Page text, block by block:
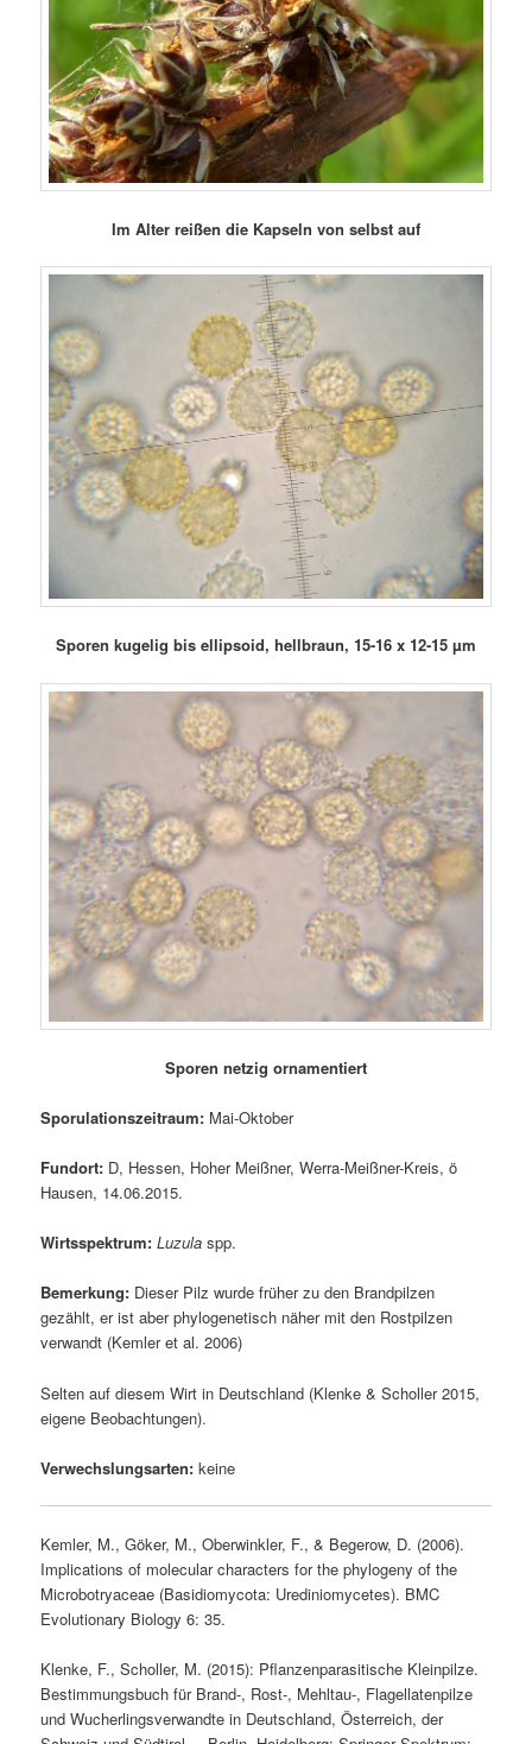
Im Alter reißen die Kapseln von selbst auf
Sporen kugelig bis ellipsoid, hellbraun, 15-16 x 12-15 µm
Sporen netzig ornamentiert
Sporulationszeitraum: Mai-Oktober
Fundort: D, Hessen, Hoher Meißner, Werra-Meißner-Kreis, ö
Hausen, 14.06.2015.
Wirtsspektrum:Luzula spp.
Bemerkung: Dieser Pilz wurde früher zu den Brandpilzen
gezählt, er ist aber phylogenetisch näher mit den Rostpilzen
verwandt (Kemler et al. 2006)
Selten auf diesem Wirt in Deutschland (Klenke & Scholler 2015,
eigene Beobachtungen).
Verwechslungsarten: keine
Kemler, M., Göker, M., Oberwinkler, F., & Begerow, D. (2006).
Implications of molecular characters for the phylogeny of the
Microbotryaceae (Basidiomycota: Urediniomycetes). BMC
Evolutionary Biology 6: 35.
Klenke, F., Scholler, M. (2015): Pflanzenparasitische Kleinpilze.
Bestimmungsbuch für Brand-, Rost-, Mehltau-, Flagellatenpilze
und Wucherlingsverwandte in Deutschland, Österreich, der